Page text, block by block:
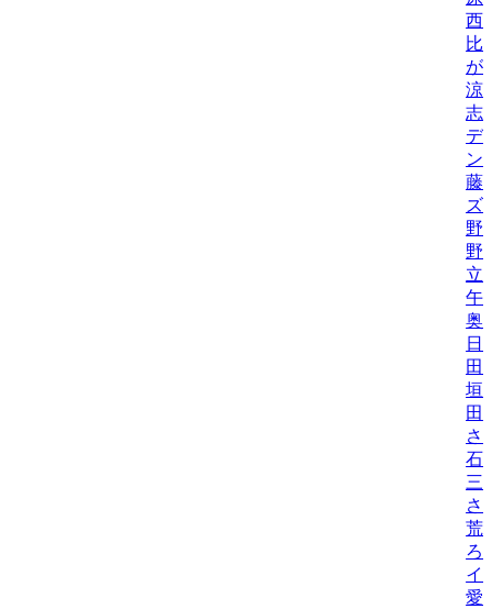
西
比
が
涼/
志
デ
ン
藤
ズ
野
野
立
午
奥
日
田
垣
田
さ
石
三
さ
荒
ろ
イ
愛